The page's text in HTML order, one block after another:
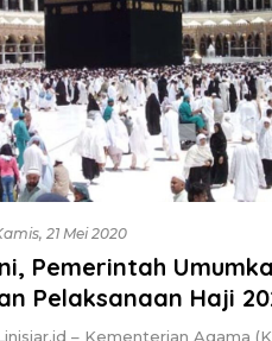
21 Mei 2020
Pemerintah
Pelaksanaan Haji
– Kementerian Agama